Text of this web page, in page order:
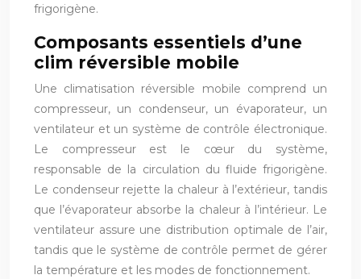
frigorigène.
Composants essentiels d’une
clim réversible mobile
Une climatisation réversible mobile comprend un
compresseur, un condenseur, un évaporateur, un
ventilateur et un système de contrôle électronique.
Le compresseur est le cœur du système,
responsable de la circulation du fluide frigorigène.
Le condenseur rejette la chaleur à l’extérieur, tandis
que l’évaporateur absorbe la chaleur à l’intérieur. Le
ventilateur assure une distribution optimale de l’air,
tandis que le système de contrôle permet de gérer
la température et les modes de fonctionnement.